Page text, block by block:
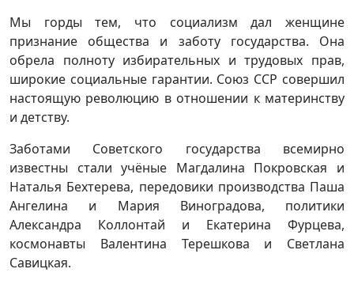
Мы горды тем, что социализм дал женщине
признание общества и заботу государства. Она
обрела полноту избирательных и трудовых прав,
широкие социальные гарантии. Союз ССР совершил
настоящую революцию в отношении к материнству
и детству.
Заботами Советского государства всемирно
известны стали учёные Магдалина Покровская и
Наталья Бехтерева, передовики производства Паша
Ангелина и Мария Виноградова, политики
Александра Коллонтай и Екатерина Фурцева,
космонавты Валентина Терешкова и Светлана
Савицкая.